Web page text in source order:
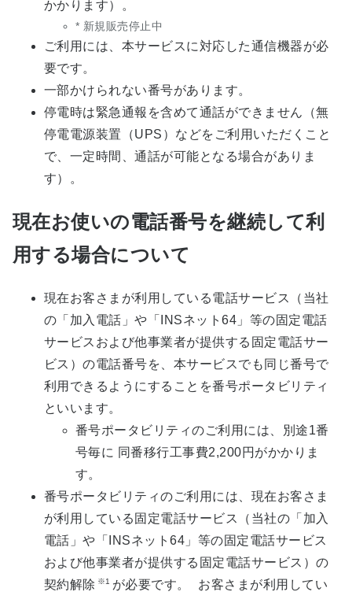
かかります）。
* 新規販売停止中
ご利用には、本サービスに対応した通信機器が必
要です。
一部かけられない番号があります。
停電時は緊急通報を含めて通話ができません（無
停電電源装置（UPS）などをご利用いただくこと
で、一定時間、通話が可能となる場合がありま
す）。
現在お使いの電話番号を継続して利
用する場合について
現在お客さまが利用している電話サービス（当社
の「加入電話」や「INSネット64」等の固定電話
サービスおよび他事業者が提供する固定電話サー
ビス）の電話番号を、本サービスでも同じ番号で
利用できるようにすることを番号ポータビリティ
といいます。
番号ポータビリティのご利用には、別途1番
号毎に 同番移行工事費2,200円がかかりま
す。
番号ポータビリティのご利用には、現在お客さま
が利用している固定電話サービス（当社の「加入
電話」や「INSネット64」等の固定電話サービス
および他事業者が提供する固定電話サービス）の
契約解除 ※1 が必要です。 お客さまが利用してい